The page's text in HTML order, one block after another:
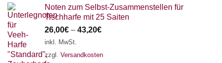
Noten zum Selbst-Zusammenstellen für
Tischharfe mit 25 Saiten
26,00€ – 43,20€
inkl. MwSt.
zzgl. Versandkosten